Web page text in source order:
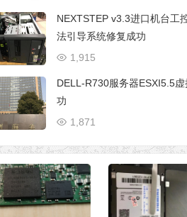
NEXTSTEP v3.3进口机台工
法引导系统修复成功
1,915
DELL-R730服务器ESXI5.5
功
1,871